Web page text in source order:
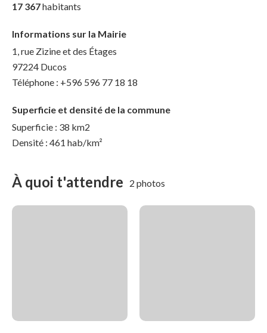
17 367habitants
Informations sur la Mairie
1, rue Zizine et des Étages
97224 Ducos
Téléphone : +596 596 77 18 18
Superficie et densité de la commune
Superficie : 38 km2
Densité : 461 hab/km²
À quoi t'attendre 2 photos